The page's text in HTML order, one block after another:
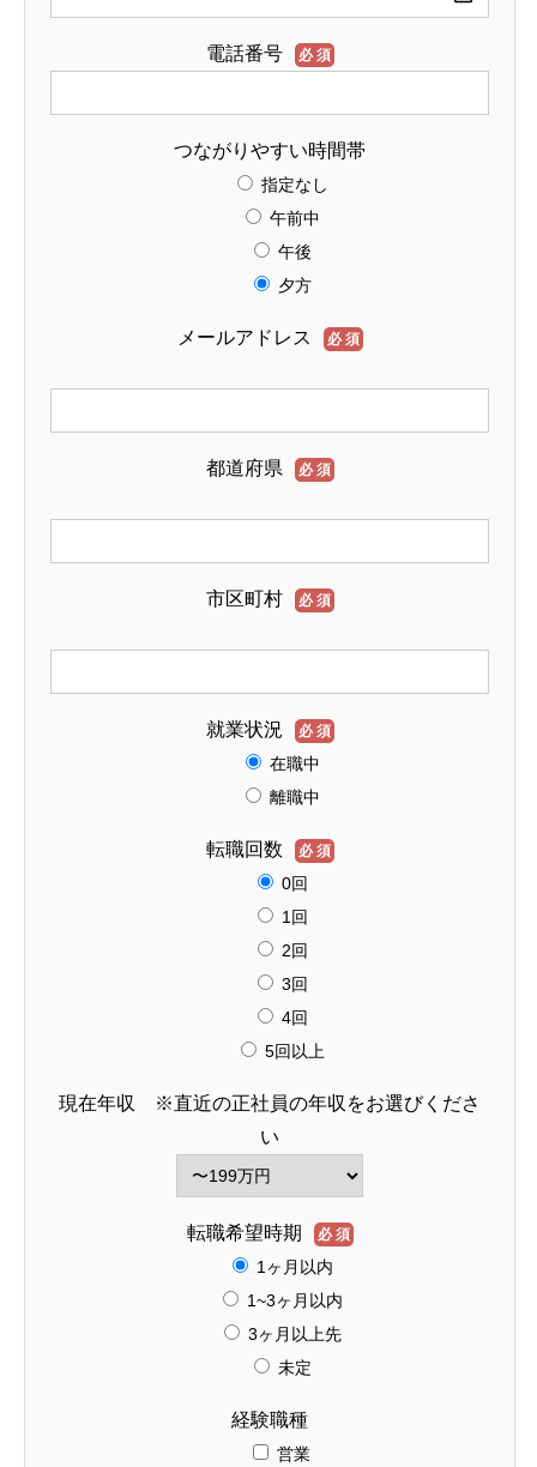
電話番号 必須
つながりやすい時間帯
指定なし
午前中
午後
夕方
メールアドレス 必須
都道府県 必須
市区町村 必須
就業状況 必須
在職中
離職中
転職回数 必須
0回
1回
2回
3回
4回
5回以上
現在年収 ※直近の正社員の年収をお選びくださ
い
転職希望時期 必須
1ヶ月以内
1~3ヶ月以内
3ヶ月以上先
未定
経験職種
営業